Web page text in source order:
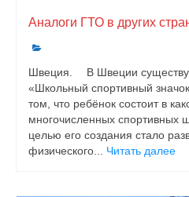
Аналоги ГТО в других
Швеция. ⠀ В Швеции
«Школьный спортивный
том, что ребёнок состоит в
многочисленных спортивных
целью его создания стало
физического... Читать далее